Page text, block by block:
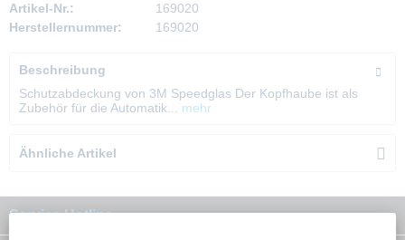
Artikel-Nr.:
169020
Herstellernummer:
169020
Beschreibung
Schutzabdeckung von 3M Speedglas Der Kopfhaube ist als
Zubehör für die Automatik...
mehr
Ähnliche Artikel
Service Hotline